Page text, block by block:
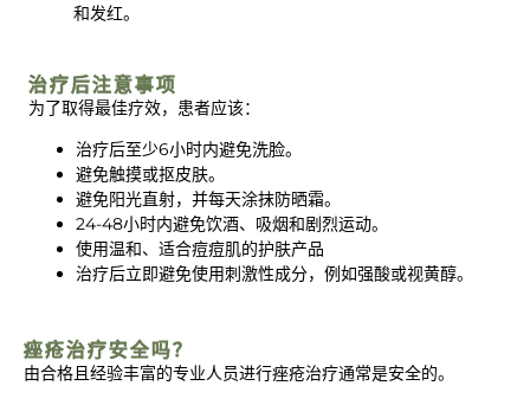
和发红。
治疗后注意事项
为了取得最佳疗效，患者应该：
治疗后至少6小时内避免洗脸。
避免触摸或抠皮肤。
避免阳光直射，并每天涂抹防晒霜。
24-48小时内避免饮酒、吸烟和剧烈运动。
使用温和、适合痘痘肌的护肤产品
治疗后立即避免使用刺激性成分，例如强酸或视黄醇。
痤疮治疗安全吗？
由合格且经验丰富的专业人员进行痤疮治疗通常是安全的。